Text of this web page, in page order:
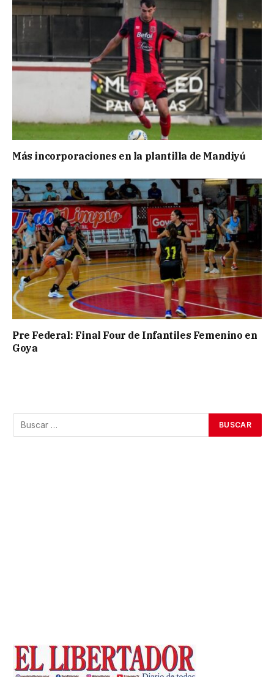
Más incorporaciones en la plantilla de Mandiyú
Pre Federal: Final Four de Infantiles Femenino en
Goya